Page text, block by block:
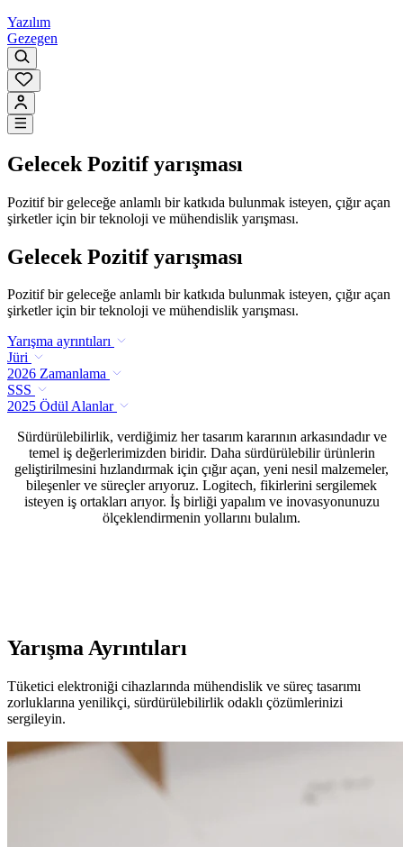
Yazılım
Gezegen
Gelecek Pozitif yarışması
Pozitif bir geleceğe anlamlı bir katkıda bulunmak isteyen, çığır açan
şirketler için bir teknoloji ve mühendislik yarışması.
Gelecek Pozitif yarışması
Pozitif bir geleceğe anlamlı bir katkıda bulunmak isteyen, çığır açan
şirketler için bir teknoloji ve mühendislik yarışması.
Yarışma ayrıntıları
Jüri
2026 Zamanlama
SSS
2025 Ödül Alanlar
Sürdürülebilirlik, verdiğimiz her tasarım kararının arkasındadır ve
temel iş değerlerimizden biridir. Daha sürdürülebilir ürünlerin
geliştirilmesini hızlandırmak için çığır açan, yeni nesil malzemeler,
bileşenler ve süreçler arıyoruz. Logitech, fikirlerini sergilemek
isteyen iş ortakları arıyor. İş birliği yapalım ve inovasyonunuzu
ölçeklendirmenin yollarını bulalım.
Yarışma Ayrıntıları
Tüketici elektroniği cihazlarında mühendislik ve süreç tasarımı
zorluklarına yenilikçi, sürdürülebilirlik odaklı çözümlerinizi
sergileyin.